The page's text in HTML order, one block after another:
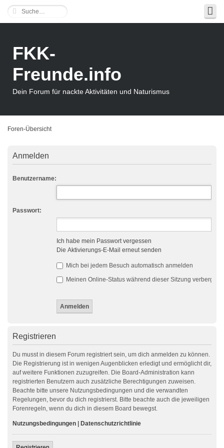
FKK-
Freunde.info
Dein Forum für nackte Aktivitäten und Naturismus
Foren-Übersicht
Anmelden
Benutzername:
Passwort:
Ich habe mein Passwort vergessen
Die Aktivierungs-E-Mail erneut senden
Mich bei jedem Besuch automatisch anmelden
Meinen Online-Status während dieser Sitzung verbergen
Registrieren
Du musst in diesem Forum registriert sein, um dich anmelden zu können.
Die Registrierung ist in wenigen Augenblicken erledigt und ermöglicht dir,
auf weitere Funktionen zuzugreifen. Die Board-Administration kann
registrierten Benutzern auch zusätzliche Berechtigungen zuweisen.
Beachte bitte unsere Nutzungsbedingungen und die verwandten
Regelungen, bevor du dich registrierst. Bitte beachte auch die jeweiligen
Forenregeln, wenn du dich in diesem Board bewegst.
Nutzungsbedingungen Datenschutzrichtlinie